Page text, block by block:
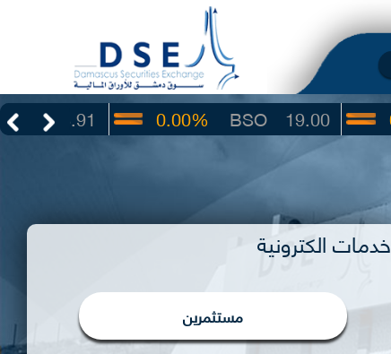
19.00
BSO
0.00% 0.00%
خدمات الكترونية
مستثمرين